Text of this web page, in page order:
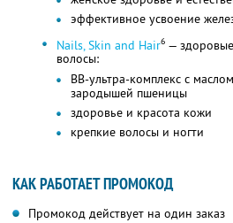
эффективное усвоение
Nails, Skin and Hair6 —
волосы:
BB-ультра-комплекс с
зародышей пшеницы
здоровье и красота кожи
крепкие волосы и ногти
КАК РАБОТАЕТ ПРОМОКОД
Промокод действует на один заказ